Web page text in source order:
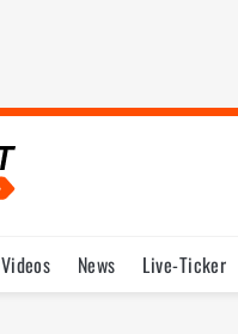
Videos News Live-Ticker